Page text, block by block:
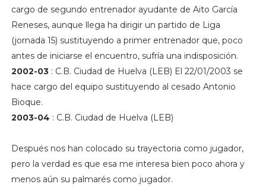
cargo de segundo entrenador ayudante de Aito García
Reneses, aunque llega ha dirigir un partido de Liga
(jornada 15) sustituyendo a primer entrenador que, poco
antes de iniciarse el encuentro, sufría una indisposición.
2002-03: C.B. Ciudad de Huelva (LEB) El 22/01/2003 se
hace cargo del equipo sustituyendo al cesado Antonio
Bioque.
2003-04 : C.B. Ciudad de Huelva (LEB)
Después nos han colocado su trayectoria como jugador,
pero la verdad es que esa me interesa bien poco ahora y
menos aún su palmarés como jugador.